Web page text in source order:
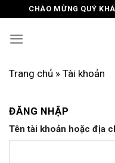
content
CHÀO MỪNG QUÝ
Trang chủ » Tài khoản
ĐĂNG NHẬP
Tên tài khoản hoặc địa